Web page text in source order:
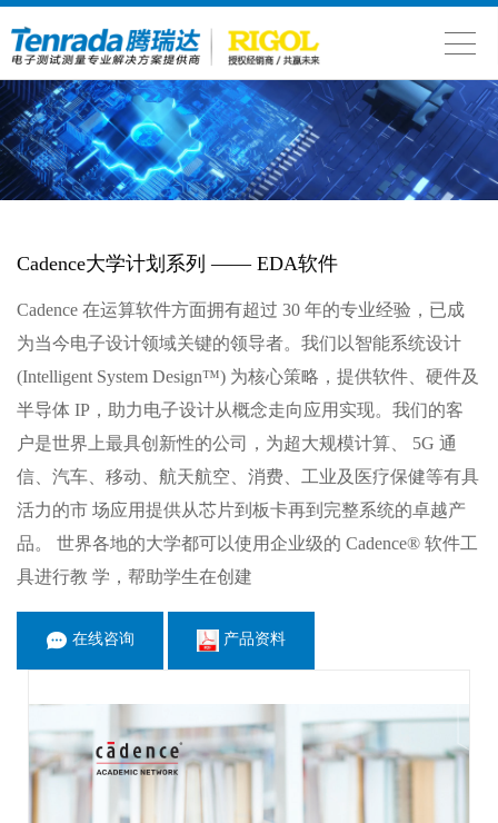
Cadence大学计划系列 —— EDA软件
Cadence 在运算软件方面拥有超过 30 年的专业经验，已成
为当今电子设计领域关键的领导者。我们以智能系统设计
(Intelligent System Design™) 为核心策略，提供软件、硬件及
半导体 IP，助力电子设计从概念走向应用实现。我们的客
户是世界上最具创新性的公司，为超大规模计算、 5G 通
信、汽车、移动、航天航空、消费、工业及医疗保健等有具
活力的市 场应用提供从芯片到板卡再到完整系统的卓越产
品。 世界各地的大学都可以使用企业级的 Cadence® 软件工
具进行教 学，帮助学生在创建
在线咨询 产品资料